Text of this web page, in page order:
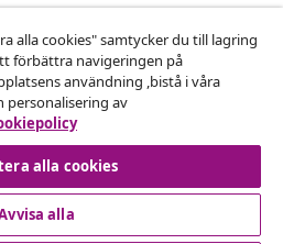
alla cookies" samtycker du till lagring
förbättra navigeringen på
användning ,bistå i våra
personalisering av
alla cookies
alla